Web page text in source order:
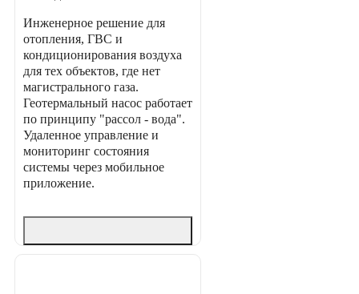
Инженерное решение для
отопления, ГВС и
кондиционирования воздуха
для тех объектов, где нет
магистрального газа.
Геотермальный насос работает
по принципу "рассол - вода".
Удаленное управление и
мониторинг состояния
системы через мобильное
приложение.